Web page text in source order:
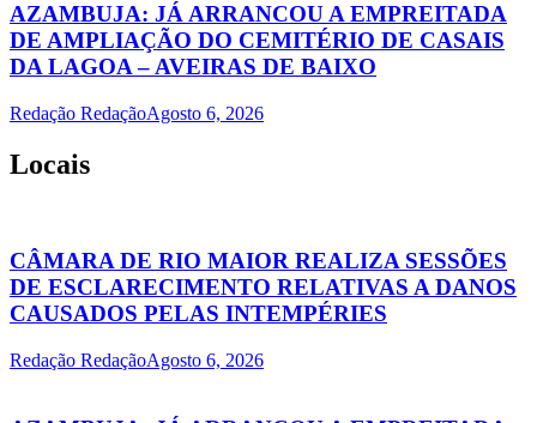
AZAMBUJA: JÁ ARRANCOU A EMPREITADA
DE AMPLIAÇÃO DO CEMITÉRIO DE CASAIS
DA LAGOA – AVEIRAS DE BAIXO
Redação RedaçãoAgosto 6, 2026
Locais
CÂMARA DE RIO MAIOR REALIZA SESSÕES
DE ESCLARECIMENTO RELATIVAS A DANOS
CAUSADOS PELAS INTEMPÉRIES
Redação RedaçãoAgosto 6, 2026